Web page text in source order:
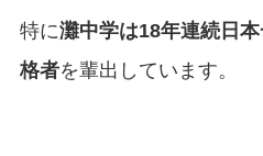
特に灘中学は18年連続日
格者を輩出しています。